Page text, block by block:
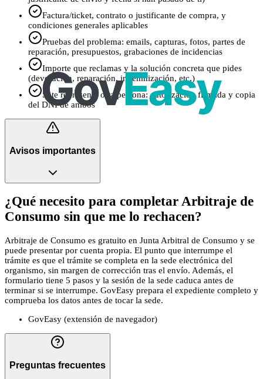
Factura/ticket, contrato o justificante de compra, y
condiciones generales aplicables
Pruebas del problema: emails, capturas, fotos, partes de
reparación, presupuestos, grabaciones de incidencias
Importe que reclamas y la solución concreta que pides
(devolución, reparación, indemnización, etc.)
Si te representa otra persona: autorización firmada y copia
del DNI de ambos
Avisos importantes
¿Qué necesito para completar Arbitraje de
Consumo sin que me lo rechacen?
Arbitraje de Consumo es gratuito en Junta Arbitral de Consumo y se
puede presentar por cuenta propia. El punto que interrumpe el
trámite es que el trámite se completa en la sede electrónica del
organismo, sin margen de corrección tras el envío. Además, el
formulario tiene 5 pasos y la sesión de la sede caduca antes de
terminar si se interrumpe. GovEasy prepara el expediente completo y
comprueba los datos antes de tocar la sede.
GovEasy (extensión de navegador)
Preguntas frecuentes